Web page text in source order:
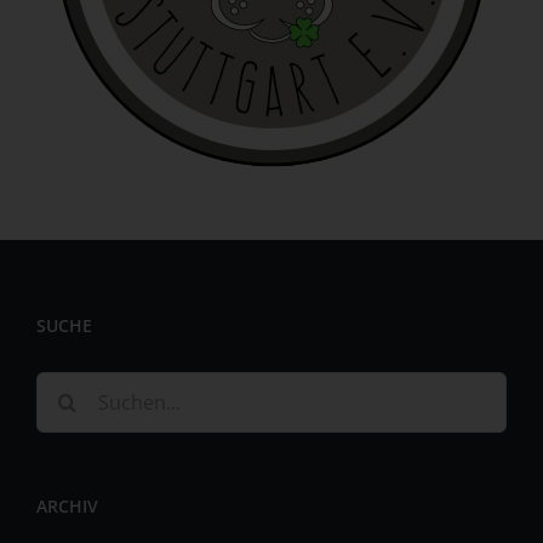
SUCHE
nach:
ARCHIV
identifizierbar wird eine natürliche Person angesehen, die
direkt oder indirekt, insbesondere mittels Zuordnung zu
einer Kennung wie einem Namen, zu einer Kennnummer,
zu Standortdaten, zu einer Online-Kennung oder zu
einem oder mehreren besonderen Merkmalen, die
Ausdruck der physischen, physiologischen, genetischen,
psychischen, wirtschaftlichen, kulturellen oder sozialen
identifizierbare natürliche Person, deren
Vorgangsreihe im Zusammenhang mit